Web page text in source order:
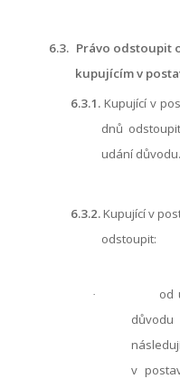
6.3. Právo odstoupit
kupujícím v
6.3.1. Kupující v
dnů
udání důvodu.
6.3.2.Kupující v
odstoupit:
·
od
v